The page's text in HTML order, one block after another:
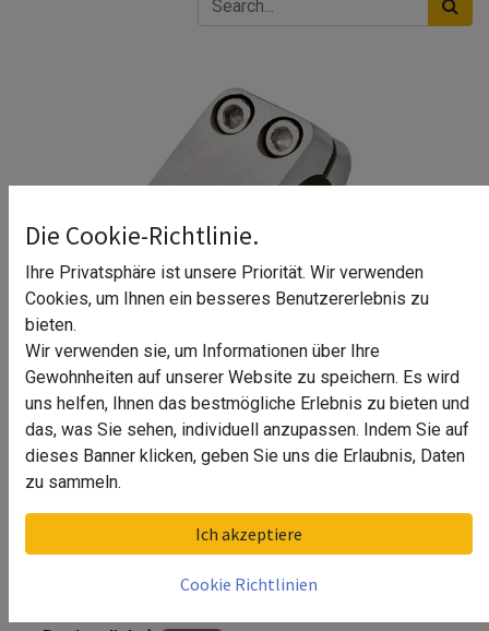
Türstopper für Schiebetür
Genoveva^
Türstopper für Schiebetür Genoveva^ (Edelstahl
Die Cookie-Richtlinie.
Ihre Privatsphäre ist unsere Priorität. Wir verwenden
Cookies, um Ihnen ein besseres Benutzererlebnis zu
bieten.
Wir verwenden sie, um Informationen über Ihre
Gewohnheiten auf unserer Website zu speichern. Es wird
uns helfen, Ihnen das bestmögliche Erlebnis zu bieten und
das, was Sie sehen, individuell anzupassen. Indem Sie auf
dieses Banner klicken, geben Sie uns die Erlaubnis, Daten
zu sammeln.
Ich akzeptiere
Cookie Richtlinien